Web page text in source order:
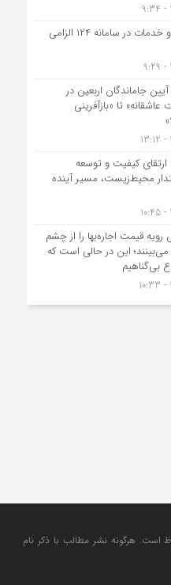
ثبت قیمت کالا و خدمات در سامانه ۱۲۴ الزامی
جاماندگان اربعین در
تا «بازآفرینی
کیفیت و توسعه
محیط‌زیست، مسیر آینده
قیمت اجاره‌بها را از چشم
این در حالی است که
بی‌گناهیم
است. هرگونه نشر مطالب با ذكر نام